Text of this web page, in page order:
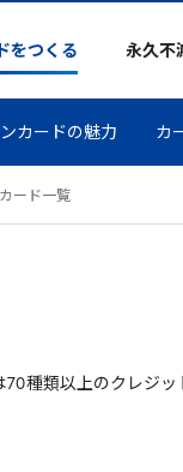
をつくる 永久不
カードの魅力 カ
ード一覧
70種類以上のクレジッ